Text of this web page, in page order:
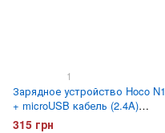
1
Зарядное устройство Hoco N1
+ microUSB кабель (2.4A)
Черное
315 грн